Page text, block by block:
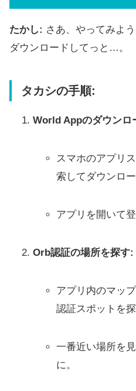
たかし: さあ、やってみよ
ダウンロードしてっと…。
タカシの手順:
World Appのダウンロ
スマホのアプリ
索してダウンロー
アプリを開いて
Orb認証の場所を探す:
アプリ内のマッ
認証スポットを探
一番近い場所を
に。